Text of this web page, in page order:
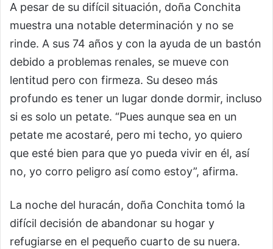
A pesar de su difícil situación, doña Conchita
muestra una notable determinación y no se
rinde. A sus 74 años y con la ayuda de un bastón
debido a problemas renales, se mueve con
lentitud pero con firmeza. Su deseo más
profundo es tener un lugar donde dormir, incluso
si es solo un petate. “Pues aunque sea en un
petate me acostaré, pero mi techo, yo quiero
que esté bien para que yo pueda vivir en él, así
no, yo corro peligro así como estoy”, afirma.
La noche del huracán, doña Conchita tomó la
difícil decisión de abandonar su hogar y
refugiarse en el pequeño cuarto de su nuera.